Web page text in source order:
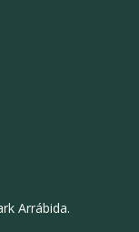
Arrábida.